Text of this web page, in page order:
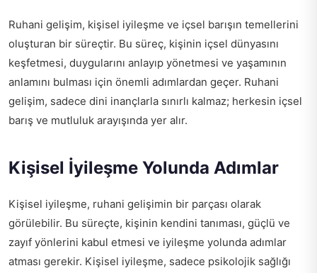
Ruhani gelişim, kişisel iyileşme ve içsel barışın temellerini
oluşturan bir süreçtir. Bu süreç, kişinin içsel dünyasını
keşfetmesi, duygularını anlayıp yönetmesi ve yaşamının
anlamını bulması için önemli adımlardan geçer. Ruhani
gelişim, sadece dini inançlarla sınırlı kalmaz; herkesin içsel
barış ve mutluluk arayışında yer alır.
Kişisel İyileşme Yolunda Adımlar
Kişisel iyileşme, ruhani gelişimin bir parçası olarak
görülebilir. Bu süreçte, kişinin kendini tanıması, güçlü ve
zayıf yönlerini kabul etmesi ve iyileşme yolunda adımlar
atması gerekir. Kişisel iyileşme, sadece psikolojik sağlığı